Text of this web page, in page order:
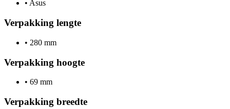
• Asus
Verpakking lengte
• 280 mm
Verpakking hoogte
• 69 mm
Verpakking breedte